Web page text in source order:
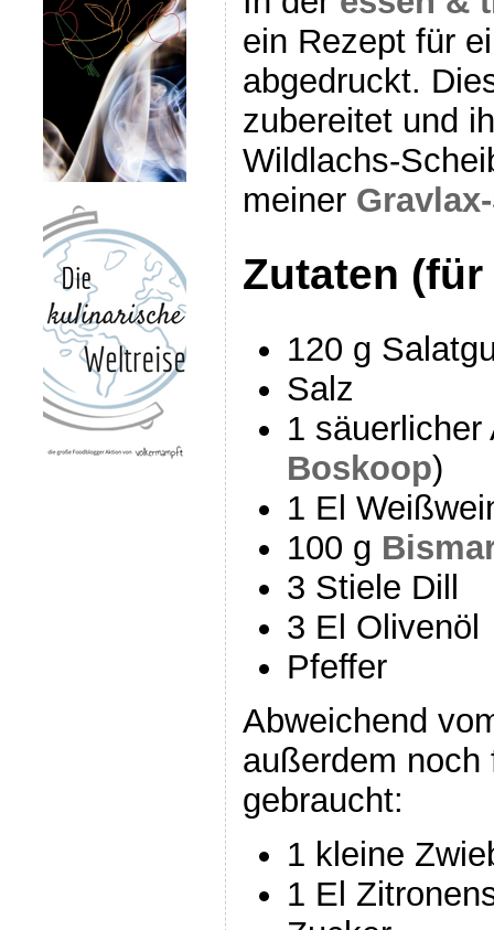
ein Rezept für
abgedruckt.
zubereitet und
Wildlachs-
meiner
Zutaten
120 g
Salz
1
Boskoop)
1 El
100 g
3 Stiele Dill
3 El Olivenöl
Pfeffer
Abweichend
außerdem noch
gebraucht:
1 kleine
1 El